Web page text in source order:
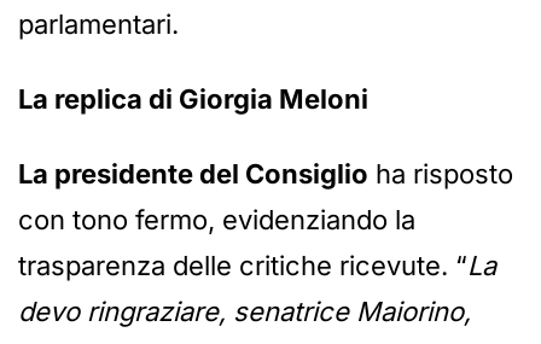
parlamentari.
La replica di Giorgia Meloni
La presidente del Consiglio ha risposto
con tono fermo, evidenziando la
trasparenza delle critiche ricevute. “La
devo ringraziare, senatrice Maiorino,